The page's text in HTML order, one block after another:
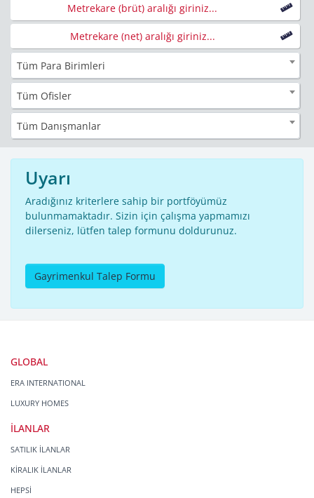
Metrekare (brüt) aralığı giriniz...
Metrekare (net) aralığı giriniz...
Tüm Para Birimleri
Tüm Ofisler
Tüm Danışmanlar
Uyarı
Aradığınız kriterlere sahip bir portföyümüz
bulunmamaktadır. Sizin için çalışma yapmamızı
dilerseniz, lütfen talep formunu doldurunuz.
Gayrimenkul Talep Formu
GLOBAL
ERA INTERNATIONAL
LUXURY HOMES
İLANLAR
SATILIK İLANLAR
KİRALIK İLANLAR
HEPSİ